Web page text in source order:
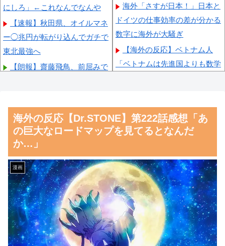
にしろ」←これなんでなんや
【速報】秋田県、オイルマネ
ー◯兆円が転がり込んでガチで
東北最強へ
【朗報】齋藤飛鳥、前屈みで
主導…JAXAの衛星「あらせ」
が観測！
── ちゅっちゅしながらの濃厚
エッ画像♪
海外「日本よ、お前がナンバ
ーワンだ」 熊本地震直後の日
本の対応のスピードに世界が衝
撃
海外「さすが日本！」日本と
ドイツの仕事効率の差が分かる
数字に海外が大騒ぎ
【海外の反応】ベトナム人
「ベトナムは先進国よりも数学
海外10代「日本を好意的に見
ている？それとも否定的に見て
いる？投票結果がこちら」
大韓サッカー協会前代未聞の不
祥事を詳細に報道！」→「国際
的スキャンダルに発展してしま
う‥」
韓国人「我が国がクウェート
戦で行った審判買収が本当に深
海外の反応【Dr.STONE】第222話感想「あ
の巨大なロードマップを見てるとなんだ
か…」
漫画